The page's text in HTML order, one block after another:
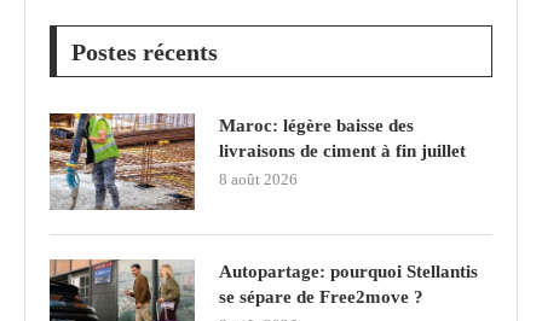
Postes récents
Maroc: légère baisse des
livraisons de ciment à fin juillet
8 août 2026
Autopartage: pourquoi Stellantis
se sépare de Free2move ?